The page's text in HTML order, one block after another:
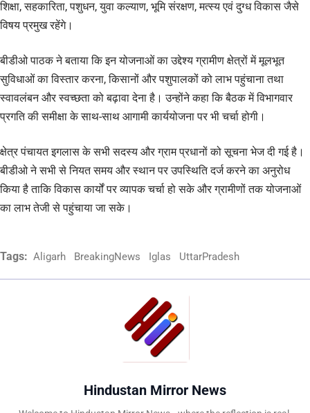
शिक्षा, सहकारिता, पशुधन, युवा कल्याण, भूमि संरक्षण, मत्स्य एवं दुग्ध विकास जैसे
विषय प्रमुख रहेंगे।
बीडीओ पाठक ने बताया कि इन योजनाओं का उद्देश्य ग्रामीण क्षेत्रों में मूलभूत
सुविधाओं का विस्तार करना, किसानों और पशुपालकों को लाभ पहुंचाना तथा
स्वावलंबन और स्वच्छता को बढ़ावा देना है। उन्होंने कहा कि बैठक में विभागवार
प्रगति की समीक्षा के साथ-साथ आगामी कार्ययोजना पर भी चर्चा होगी।
क्षेत्र पंचायत इगलास के सभी सदस्य और ग्राम प्रधानों को सूचना भेज दी गई है।
बीडीओ ने सभी से नियत समय और स्थान पर उपस्थिति दर्ज करने का अनुरोध
किया है ताकि विकास कार्यों पर व्यापक चर्चा हो सके और ग्रामीणों तक योजनाओं
का लाभ तेजी से पहुंचाया जा सके।
Tags: Aligarh BreakingNews Iglas UttarPradesh
Hindustan Mirror News